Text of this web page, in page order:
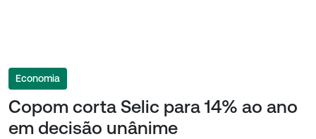
Economia
Copom corta Selic para 14% ao ano
em decisão unânime